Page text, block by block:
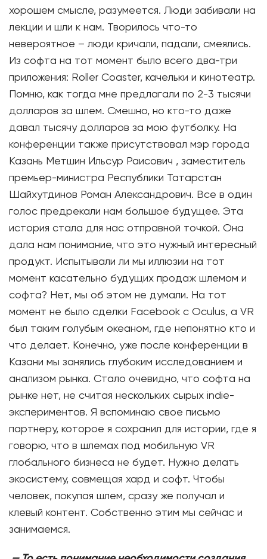
хорошем смысле, разумеется. Люди забивали на
лекции и шли к нам. Творилось что-то
невероятное – люди кричали, падали, смеялись.
Из софта на тот момент было всего два-три
приложения: Roller Coaster, качельки и кинотеатр.
Помню, как тогда мне предлагали по 2-3 тысячи
долларов за шлем. Смешно, но кто-то даже
давал тысячу долларов за мою футболку. На
конференции также присутствовал мэр города
Казань Метшин Ильсур Раисович , заместитель
премьер-министра Республики Татарстан
Шайхутдинов Роман Александрович. Все в один
голос предрекали нам большое будущее. Эта
история стала для нас отправной точкой. Она
дала нам понимание, что это нужный интересный
продукт. Испытывали ли мы иллюзии на тот
момент касательно будущих продаж шлемом и
софта? Нет, мы об этом не думали. На тот
момент не было сделки Facebook с Oculus, а VR
был таким голубым океаном, где непонятно кто и
что делает. Конечно, уже после конференции в
Казани мы занялись глубоким исследованием и
анализом рынка. Стало очевидно, что софта на
рынке нет, не считая нескольких сырых indie-
экспериментов. Я вспоминаю свое письмо
партнеру, которое я сохранил для истории, где я
говорю, что в шлемах под мобильную VR
глобального бизнеса не будет. Нужно делать
экосистему, совмещая хард и софт. Чтобы
человек, покупая шлем, сразу же получал и
клевый контент. Собственно этим мы сейчас и
занимаемся.